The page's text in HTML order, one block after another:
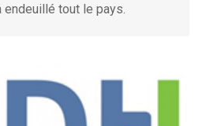
tout le pays.